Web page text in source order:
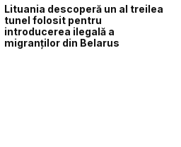
Lituania descoperă un al treilea
tunel folosit pentru
introducerea ilegală a
migranților din Belarus